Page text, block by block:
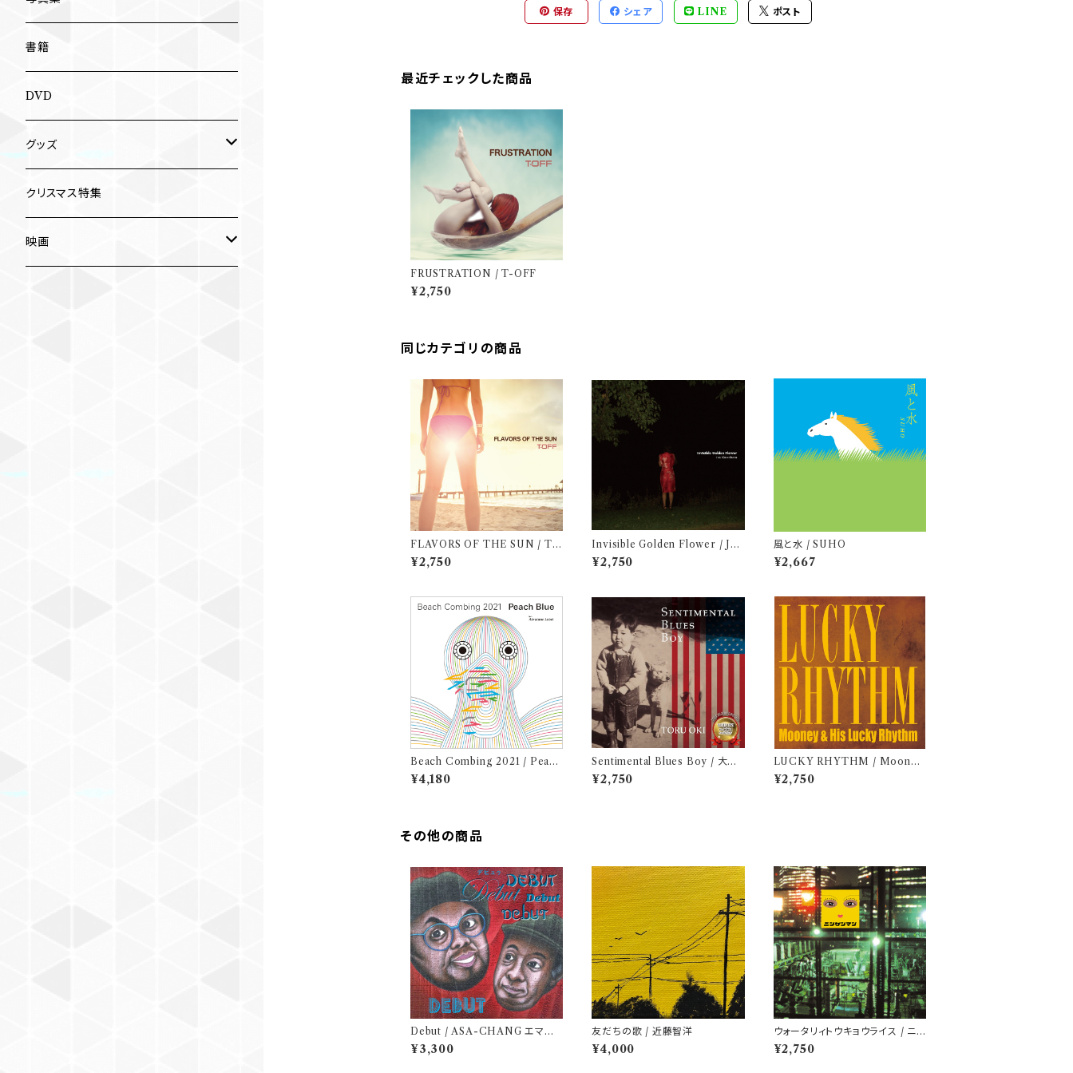
保存 シェア LINE ポスト
最近チェックした商品
FRUSTRATION / T-OFF
¥2,750
同じカテゴリの商品
FLAVORS OF THE SUN / T-
OFF
¥2,750
Invisible Golden Flower / Jun
Kawabata
¥2,750
風と水 / SUHO
¥2,667
Beach Combing 2021 / Peach
Blue (LPレコード＋CD)
¥4,180
Sentimental Blues Boy / 大木
トオル
¥2,750
LUCKY RHYTHM / Mooney
& His Lucky Rhythm
¥2,750
その他の商品
Debut / ASA-CHANG エマー
ソン北村 （アナログ盤レコード1
0"）
¥3,300
友だちの歌 / 近藤智洋
¥4,000
ウォータリィトウキョウライス / ニン
ゲンマン
¥2,750
南博
ASA-CHANG
Jun Kawabata
Mooney
ミャンマー伝統音楽
Jun Kawabata
旅の記憶
書籍
DVD
グッズ
Tシャツ
クリスマス特集
映画